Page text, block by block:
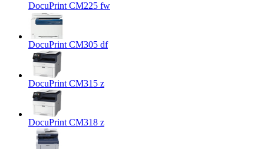
DocuPrint CM225 fw
DocuPrint CM305 df
DocuPrint CM315 z
DocuPrint CM318 z